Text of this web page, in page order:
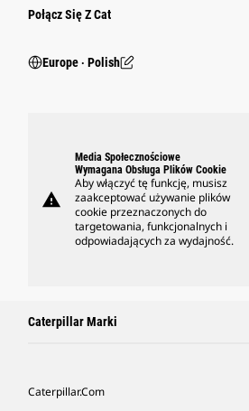
Połącz Się Z Cat
Europe ‧ Polish
warning
Media Społecznościowe
Wymagana Obsługa Plików Cookie
Aby włączyć tę funkcję, musisz
zaakceptować używanie plików
cookie przeznaczonych do
targetowania, funkcjonalnych i
odpowiadających za wydajność.
Caterpillar Marki
Caterpillar.com